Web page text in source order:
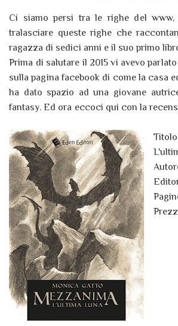
Ci siamo persi tra le righe del www,
tralasciare queste righe che
ragazza di sedici anni e il suo primo
Prima di salutare il 2015 vi avevo
sulla pagina facebook di come la casa
ha dato spazio ad una giovane
fantasy. Ed ora eccoci qui con la